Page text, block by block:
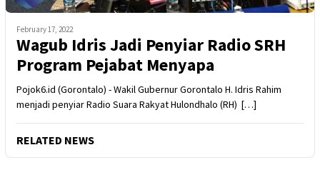
February 17, 2022
Wagub Idris Jadi Penyiar Radio SRH
Program Pejabat Menyapa
Pojok6.id (Gorontalo) - Wakil Gubernur Gorontalo H. Idris Rahim
menjadi penyiar Radio Suara Rakyat Hulondhalo (RH) […]
RELATED NEWS